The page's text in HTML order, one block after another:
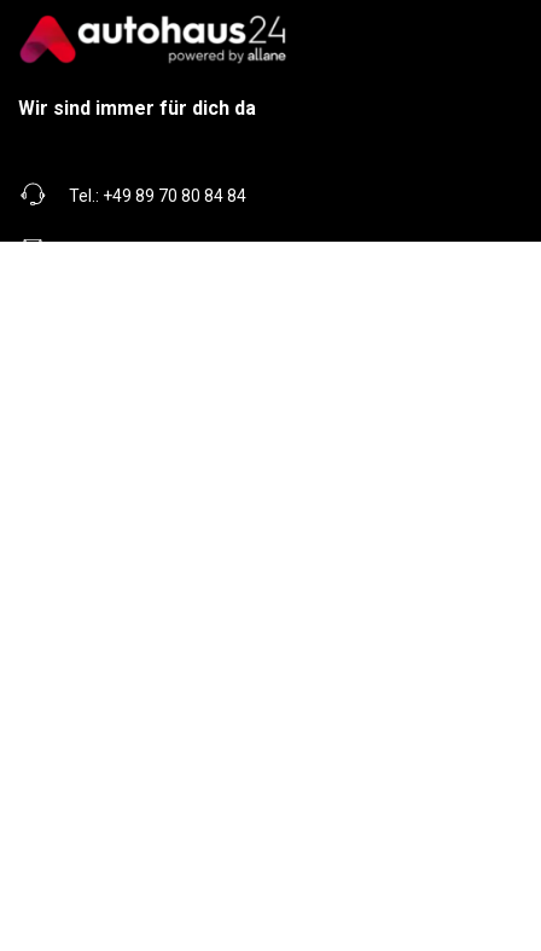
Wir sind immer für dich da
Tel.: +49 89 70 80 84 84
E-Mail:info@autohaus24.de